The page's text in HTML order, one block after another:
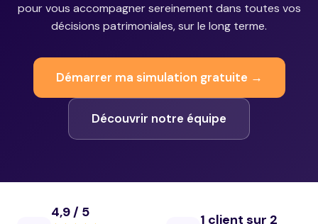
pour vous accompagner sereinement dans toutes vos
décisions patrimoniales, sur le long terme.
Démarrer ma simulation gratuite →
Découvrir notre équipe
4,9 / 5 1 client sur 2